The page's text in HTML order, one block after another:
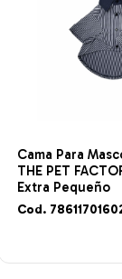
Cama Para
THE PET
Extra Pequeño
Cod.